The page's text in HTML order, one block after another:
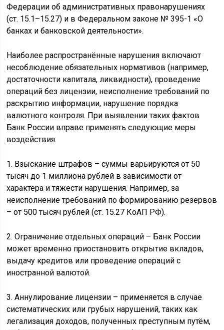
Федерации об административных правонарушениях
(ст. 15.1–15.27) и в Федеральном законе № 395-1 «О
банках и банковской деятельности».
Наиболее распространённые нарушения включают
несоблюдение обязательных нормативов (например,
достаточности капитала, ликвидности), проведение
операций без лицензии, неисполнение требований по
раскрытию информации, нарушение порядка
валютного контроля. При выявлении таких фактов
Банк России вправе применять следующие меры
воздействия:
1. Взыскание штрафов – суммы варьируются от 50
тысяч до 1 миллиона рублей в зависимости от
характера и тяжести нарушения. Например, за
неисполнение требований по формированию резервов
– от 500 тысяч рублей (ст. 15.27 КоАП РФ).
2. Ограничение отдельных операций – Банк России
может временно приостановить открытие вкладов,
выдачу кредитов или проведение операций с
иностранной валютой.
3. Аннулирование лицензии – применяется в случае
систематических или грубых нарушений, таких как
легализация доходов, полученных преступным путём,